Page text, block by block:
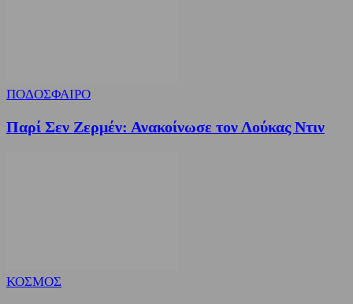
ΠΟΔΟΣΦΑΙΡΟ
Παρί Σεν Ζερμέν: Ανακοίνωσε τον Λούκας Ντιν
ΚΟΣΜΟΣ